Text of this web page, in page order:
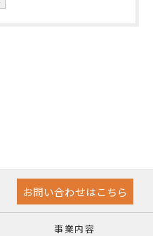
お問い合わせはこちら
事業内容